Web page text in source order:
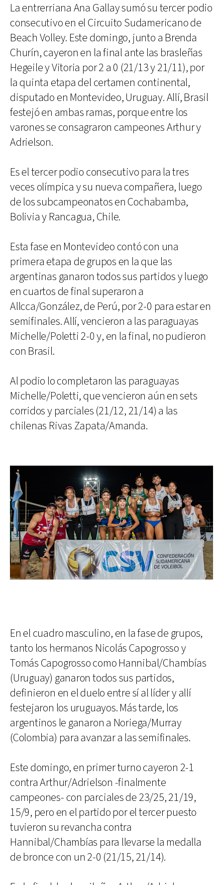
La entrerriana Ana Gallay sumó su tercer podio
consecutivo en el Circuito Sudamericano de
Beach Volley. Este domingo, junto a Brenda
Churín, cayeron en la final ante las brasleñas
Hegeile y Vitoria por 2 a 0 (21/13 y 21/11), por
la quinta etapa del certamen continental,
disputado en Montevideo, Uruguay. Allí, Brasil
festejó en ambas ramas, porque entre los
varones se consagraron campeones Arthur y
Adrielson.
Es el tercer podio consecutivo para la tres
veces olímpica y su nueva compañera, luego
de los subcampeonatos en Cochabamba,
Bolivia y Rancagua, Chile.
Esta fase en Montevideo contó con una
primera etapa de grupos en la que las
argentinas ganaron todos sus partidos y luego
en cuartos de final superaron a
Allcca/González, de Perú, por 2-0 para estar en
semifinales. Allí, vencieron a las paraguayas
Michelle/Poletti 2-0 y, en la final, no pudieron
con Brasil.
Al podio lo completaron las paraguayas
Michelle/Poletti, que vencieron aún en sets
corridos y parciales (21/12, 21/14) a las
chilenas Rivas Zapata/Amanda.
En el cuadro masculino, en la fase de grupos,
tanto los hermanos Nicolás Capogrosso y
Tomás Capogrosso como Hannibal/Chambías
(Uruguay) ganaron todos sus partidos,
definieron en el duelo entre sí al líder y allí
festejaron los uruguayos. Más tarde, los
argentinos le ganaron a Noriega/Murray
(Colombia) para avanzar a las semifinales.
Este domingo, en primer turno cayeron 2-1
contra Arthur/Adrielson -finalmente
campeones- con parciales de 23/25, 21/19,
15/9, pero en el partido por el tercer puesto
tuvieron su revancha contra
Hannibal/Chambías para llevarse la medalla
de bronce con un 2-0 (21/15, 21/14).